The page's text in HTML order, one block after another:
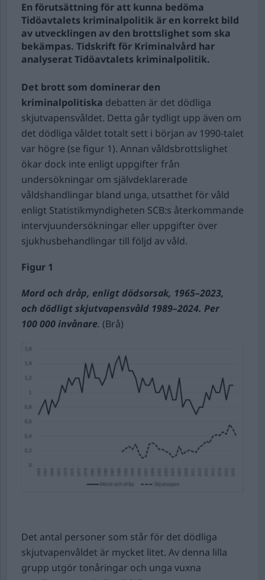
En förutsättning för att kunna bedöma
Tidöavtalets kriminalpolitik är en korrekt bild
av utvecklingen av den brottslighet som ska
bekämpas. Tidskrift för Kriminalvård har
analyserat Tidöavtalets kriminalpolitik.
Det brott som dominerar den
kriminalpolitiska debatten är det dödliga
skjutvapensvåldet. Detta går tydligt upp även om
det dödliga våldet totalt sett i början av 1990-talet
var högre (se figur 1). Annan våldsbrottslighet
ökar dock inte enligt uppgifter från
undersökningar om självdeklarerade
våldshandlingar bland unga, utsatthet för våld
enligt Statistikmyndigheten SCB:s återkommande
intervjuundersökningar eller uppgifter över
sjukhusbehandlingar till följd av våld.
Figur 1
Mord och dråp, enligt dödsorsak, 1965–2023,
och dödligt skjutvapensvåld 1989–2024. Per
100 000 invånare. (Brå)
Det antal personer som står för det dödliga
skjutvapenvåldet är mycket litet. Av denna lilla
grupp utgör tonåringar och unga vuxna